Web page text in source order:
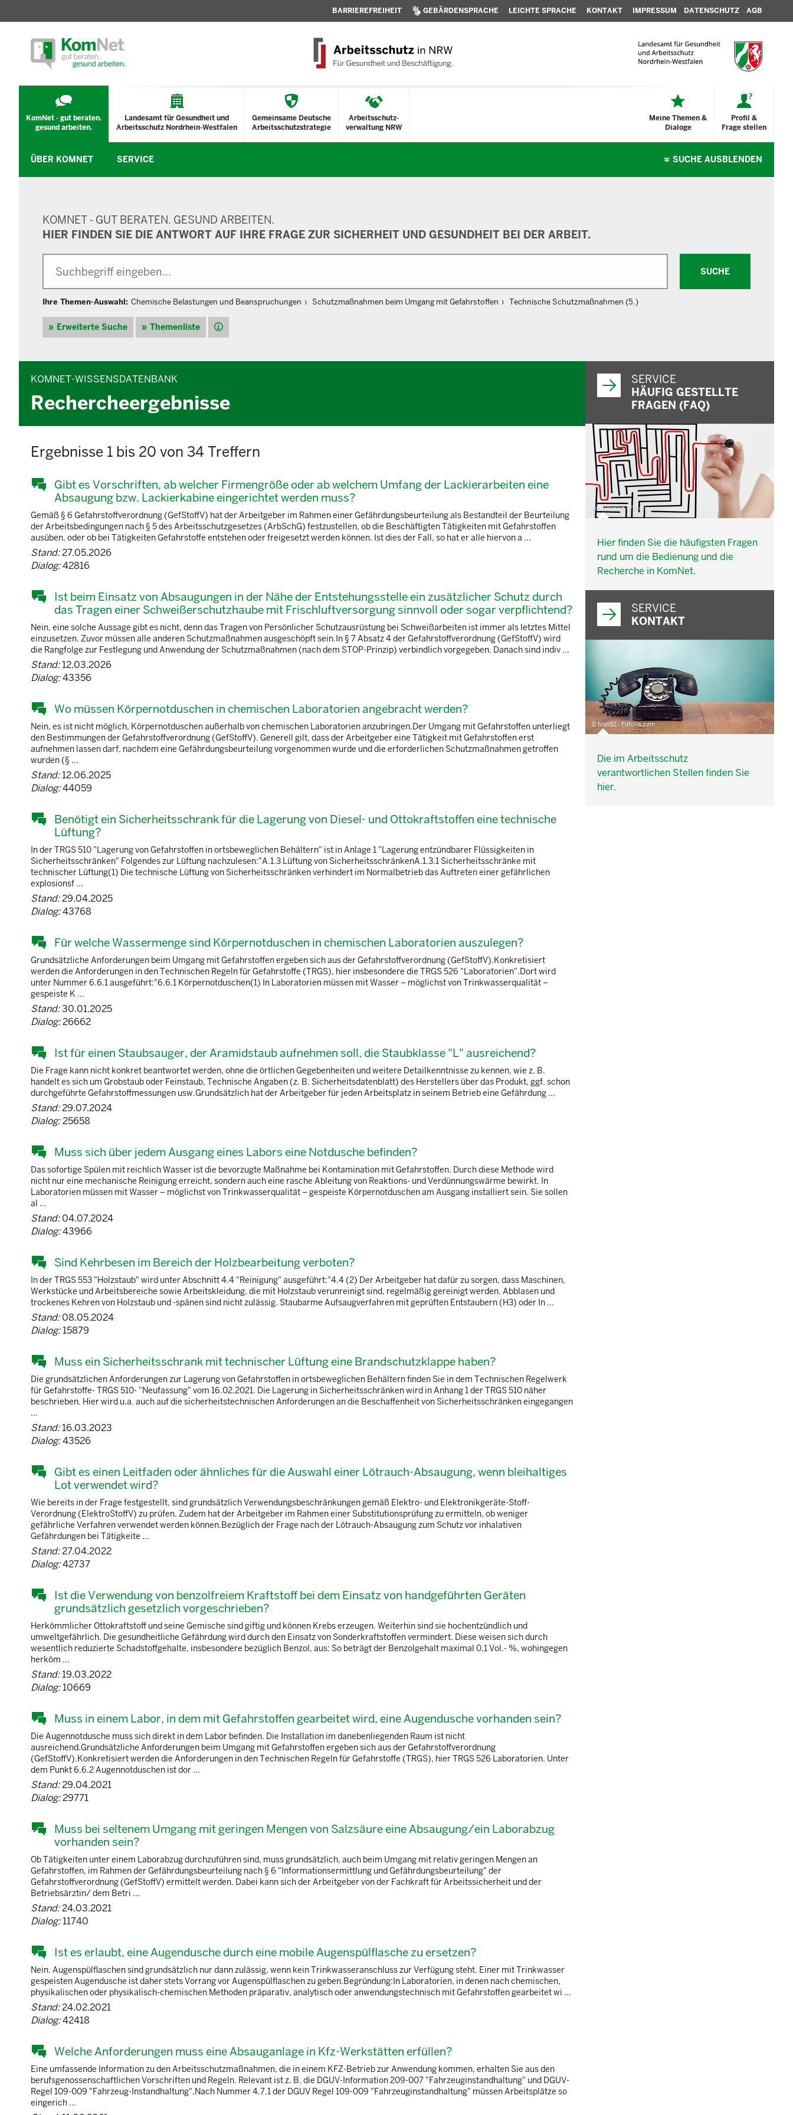
BARRIEREFREIHEIT GEBÄRDENSPRACHE LEICHTE SPRACHE KONTAKT IMPRESSUM DATENSCHUTZ AGB
KomNet - gut beraten.
gesund arbeiten.
Landesamt für Gesundheit und
Arbeitsschutz Nordrhein-Westfalen
Gemeinsame Deutsche
Arbeitsschutzstrategie
Arbeitsschutz-
verwaltung NRW
Profil &
Frage stellen
Meine Themen &
Dialoge
ÜBER KOMNET SERVICE SUCHE AUSBLENDEN
KOMNET - GUT BERATEN. GESUND ARBEITEN.
HIER FINDEN SIE DIE ANTWORT AUF IHRE FRAGE ZUR SICHERHEIT UND GESUNDHEIT BEI DER ARBEIT.
SUCHE
Ihre Themen-Auswahl: Chemische Belastungen und Beanspruchungen Schutzmaßnahmen beim Umgang mit Gefahrstoffen Technische Schutzmaßnahmen (5.)
Erweiterte Suche Themenliste Hilfe
KOMNET-WISSENSDATENBANK
Rechercheergebnisse
Ergebnisse 1 bis 20 von 34 Treffern
Gibt es Vorschriften, ab welcher Firmengröße oder ab welchem Umfang der Lackierarbeiten eine
Absaugung bzw. Lackierkabine eingerichtet werden muss?
Gemäß § 6 Gefahrstoffverordnung (GefStoffV) hat der Arbeitgeber im Rahmen einer Gefährdungsbeurteilung als Bestandteil der Beurteilung
der Arbeitsbedingungen nach § 5 des Arbeitsschutzgesetzes (ArbSchG) festzustellen, ob die Beschäftigten Tätigkeiten mit Gefahrstoffen
ausüben, oder ob bei Tätigkeiten Gefahrstoffe entstehen oder freigesetzt werden können. Ist dies der Fall, so hat er alle hiervon a ...
Stand:27.05.2026
Dialog:42816
Ist beim Einsatz von Absaugungen in der Nähe der Entstehungsstelle ein zusätzlicher Schutz durch
das Tragen einer Schweißerschutzhaube mit Frischluftversorgung sinnvoll oder sogar verpflichtend?
Nein, eine solche Aussage gibt es nicht, denn das Tragen von Persönlicher Schutzausrüstung bei Schweißarbeiten ist immer als letztes Mittel
einzusetzen. Zuvor müssen alle anderen Schutzmaßnahmen ausgeschöpft sein.In § 7 Absatz 4 der Gefahrstoffverordnung (GefStoffV) wird
die Rangfolge zur Festlegung und Anwendung der Schutzmaßnahmen (nach dem STOP-Prinzip) verbindlich vorgegeben. Danach sind indiv ...
Stand:12.03.2026
Dialog:43356
Wo müssen Körpernotduschen in chemischen Laboratorien angebracht werden?
Nein, es ist nicht möglich, Körpernotduschen außerhalb von chemischen Laboratorien anzubringen.Der Umgang mit Gefahrstoffen unterliegt
den Bestimmungen der Gefahrstoffverordnung (GefStoffV). Generell gilt, dass der Arbeitgeber eine Tätigkeit mit Gefahrstoffen erst
aufnehmen lassen darf, nachdem eine Gefährdungsbeurteilung vorgenommen wurde und die erforderlichen Schutzmaßnahmen getroffen
wurden (§ ...
Stand:12.06.2025
Dialog:44059
Benötigt ein Sicherheitsschrank für die Lagerung von Diesel- und Ottokraftstoffen eine technische
Lüftung?
In der TRGS 510 "Lagerung von Gefahrstoffen in ortsbeweglichen Behältern" ist in Anlage 1 "Lagerung entzündbarer Flüssigkeiten in
Sicherheitsschränken" Folgendes zur Lüftung nachzulesen:"A.1.3 Lüftung von SicherheitsschränkenA.1.3.1 Sicherheitsschränke mit
technischer Lüftung(1) Die technische Lüftung von Sicherheitsschränken verhindert im Normalbetrieb das Auftreten einer gefährlichen
explosionsf ...
Stand:29.04.2025
Dialog:43768
Für welche Wassermenge sind Körpernotduschen in chemischen Laboratorien auszulegen?
Grundsätzliche Anforderungen beim Umgang mit Gefahrstoffen ergeben sich aus der Gefahrstoffverordnung (GefStoffV).Konkretisiert
werden die Anforderungen in den Technischen Regeln für Gefahrstoffe (TRGS), hier insbesondere die TRGS 526 "Laboratorien".Dort wird
unter Nummer 6.6.1 ausgeführt:"6.6.1 Körpernotduschen(1) In Laboratorien müssen mit Wasser – möglichst von Trinkwasserqualität –
gespeiste K ...
Stand:30.01.2025
Dialog:26662
Ist für einen Staubsauger, der Aramidstaub aufnehmen soll, die Staubklasse "L" ausreichend?
Die Frage kann nicht konkret beantwortet werden, ohne die örtlichen Gegebenheiten und weitere Detailkenntnisse zu kennen, wie z. B.
handelt es sich um Grobstaub oder Feinstaub, Technische Angaben (z. B. Sicherheitsdatenblatt) des Herstellers über das Produkt, ggf. schon
durchgeführte Gefahrstoffmessungen usw.Grundsätzlich hat der Arbeitgeber für jeden Arbeitsplatz in seinem Betrieb eine Gefährdung ...
Stand:29.07.2024
Dialog:25658
Muss sich über jedem Ausgang eines Labors eine Notdusche befinden?
Das sofortige Spülen mit reichlich Wasser ist die bevorzugte Maßnahme bei Kontamination mit Gefahrstoffen. Durch diese Methode wird
nicht nur eine mechanische Reinigung erreicht, sondern auch eine rasche Ableitung von Reaktions- und Verdünnungswärme bewirkt. In
Laboratorien müssen mit Wasser – möglichst von Trinkwasserqualität – gespeiste Körpernotduschen am Ausgang installiert sein. Sie sollen
al ...
Stand:04.07.2024
Dialog:43966
Sind Kehrbesen im Bereich der Holzbearbeitung verboten?
In der TRGS 553 "Holzstaub" wird unter Abschnitt 4.4 "Reinigung" ausgeführt:"4.4 (2) Der Arbeitgeber hat dafür zu sorgen, dass Maschinen,
Werkstücke und Arbeitsbereiche sowie Arbeitskleidung, die mit Holzstaub verunreinigt sind, regelmäßig gereinigt werden. Abblasen und
trockenes Kehren von Holzstaub und -spänen sind nicht zulässig. Staubarme Aufsaugverfahren mit geprüften Entstaubern (H3) oder In ...
Stand:08.05.2024
Dialog:15879
Muss ein Sicherheitsschrank mit technischer Lüftung eine Brandschutzklappe haben?
Die grundsätzlichen Anforderungen zur Lagerung von Gefahrstoffen in ortsbeweglichen Behältern finden Sie in dem Technischen Regelwerk
für Gefahrstoffe- TRGS 510- "Neufassung" vom 16.02.2021. Die Lagerung in Sicherheitsschränken wird in Anhang 1 der TRGS 510 näher
beschrieben. Hier wird u.a. auch auf die sicherheitstechnischen Anforderungen an die Beschaffenheit von Sicherheitsschränken eingegangen
...
Stand:16.03.2023
Dialog:43526
Gibt es einen Leitfaden oder ähnliches für die Auswahl einer Lötrauch-Absaugung, wenn bleihaltiges
Lot verwendet wird?
Wie bereits in der Frage festgestellt, sind grundsätzlich Verwendungsbeschränkungen gemäß Elektro- und Elektronikgeräte-Stoff-
Verordnung (ElektroStoffV) zu prüfen. Zudem hat der Arbeitgeber im Rahmen einer Substitutionsprüfung zu ermitteln, ob weniger
gefährliche Verfahren verwendet werden können.Bezüglich der Frage nach der Lötrauch-Absaugung zum Schutz vor inhalativen
Gefährdungen bei Tätigkeite ...
Stand:27.04.2022
Dialog:42737
Ist die Verwendung von benzolfreiem Kraftstoff bei dem Einsatz von handgeführten Geräten
grundsätzlich gesetzlich vorgeschrieben?
Herkömmlicher Ottokraftstoff und seine Gemische sind giftig und können Krebs erzeugen. Weiterhin sind sie hochentzündlich und
umweltgefährlich. Die gesundheitliche Gefährdung wird durch den Einsatz von Sonderkraftstoffen vermindert. Diese weisen sich durch
wesentlich reduzierte Schadstoffgehalte, insbesondere bezüglich Benzol, aus: So beträgt der Benzolgehalt maximal 0,1 Vol.- %, wohingegen
herköm ...
Stand:19.03.2022
Dialog:10669
Muss in einem Labor, in dem mit Gefahrstoffen gearbeitet wird, eine Augendusche vorhanden sein?
Die Augennotdusche muss sich direkt in dem Labor befinden. Die Installation im danebenliegenden Raum ist nicht
ausreichend.Grundsätzliche Anforderungen beim Umgang mit Gefahrstoffen ergeben sich aus der Gefahrstoffverordnung
(GefStoffV).Konkretisiert werden die Anforderungen in den Technischen Regeln für Gefahrstoffe (TRGS), hier TRGS 526 Laboratorien. Unter
dem Punkt 6.6.2 Augennotduschen ist dor ...
Stand:29.04.2021
Dialog:29771
Muss bei seltenem Umgang mit geringen Mengen von Salzsäure eine Absaugung/ein Laborabzug
vorhanden sein?
Ob Tätigkeiten unter einem Laborabzug durchzuführen sind, muss grundsätzlich, auch beim Umgang mit relativ geringen Mengen an
Gefahrstoffen, im Rahmen der Gefährdungsbeurteilung nach § 6 "Informationsermittlung und Gefährdungsbeurteilung" der
Gefahrstoffverordnung (GefStoffV) ermittelt werden. Dabei kann sich der Arbeitgeber von der Fachkraft für Arbeitssicherheit und der
Betriebsärztin/ dem Betri ...
Stand:24.03.2021
Dialog:11740
Ist es erlaubt, eine Augendusche durch eine mobile Augenspülflasche zu ersetzen?
Nein. Augenspülflaschen sind grundsätzlich nur dann zulässig, wenn kein Trinkwasseranschluss zur Verfügung steht. Einer mit Trinkwasser
gespeisten Augendusche ist daher stets Vorrang vor Augenspülflaschen zu geben.Begründung:In Laboratorien, in denen nach chemischen,
physikalischen oder physikalisch-chemischen Methoden präparativ, analytisch oder anwendungstechnisch mit Gefahrstoffen gearbeitet wi ...
Stand:24.02.2021
Dialog:42418
Welche Anforderungen muss eine Absauganlage in Kfz-Werkstätten erfüllen?
Eine umfassende Information zu den Arbeitsschutzmaßnahmen, die in einem KFZ-Betrieb zur Anwendung kommen, erhalten Sie aus den
berufsgenossenschaftlichen Vorschriften und Regeln. Relevant ist z. B. die DGUV-Information 209-007 "Fahrzeuginstandhaltung" und DGUV-
Regel 109-009 "Fahrzeug-Instandhaltung".Nach Nummer 4.7.1 der DGUV Regel 109-009 "Fahrzeuginstandhaltung" müssen Arbeitsplätze so
eingerich ...
SERVICE
HÄUFIG GESTELLTE
FRAGEN (FAQ)
© belekekin - Fotolia.com
Hier finden Sie die häufigsten Fragen
rund um die Bedienung und die
Recherche in KomNet.
SERVICE
KONTAKT
© brat82 - Fotolia.com
Die im Arbeitsschutz
verantwortlichen Stellen finden Sie
hier.